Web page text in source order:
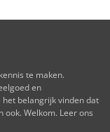
te maken.
en
belangrijk vinden dat
ook. Welkom. Leer ons